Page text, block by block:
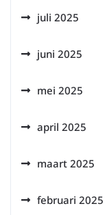
juli 2025
juni 2025
mei 2025
april 2025
maart 2025
februari 2025